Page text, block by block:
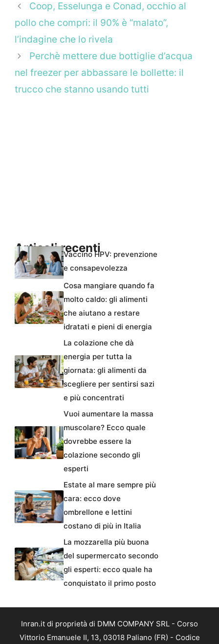
Coop, Esselunga e Conad, occhio al
pollo che compri: il 90% è “malato”,
l’indagine che lo rivela
Perchè mettere due bottiglie d’acqua
nel freezer per abbassare le bollette: il
trucco che stanno usando tutti
Articoli recentiVaccino HPV: prevenzione
e consapevolezza
Cosa mangiare quando fa
molto caldo: gli alimenti
che aiutano a restare
idratati e pieni di energia
La colazione che dà
energia per tutta la
giornata: gli alimenti da
scegliere per sentirsi sazi
e più concentrati
Vuoi aumentare la massa
muscolare? Ecco quale
dovrebbe essere la
colazione secondo gli
esperti
Estate al mare sempre più
cara: ecco dove
ombrellone e lettini
costano di più in Italia
La mozzarella più buona
del supermercato secondo
gli esperti: ecco quale ha
conquistato il primo posto
Inran.it di proprietà di DMM COMPANY SRL - Corso
Vittorio Emanuele II, 13, 03018 Paliano (FR) - Codice